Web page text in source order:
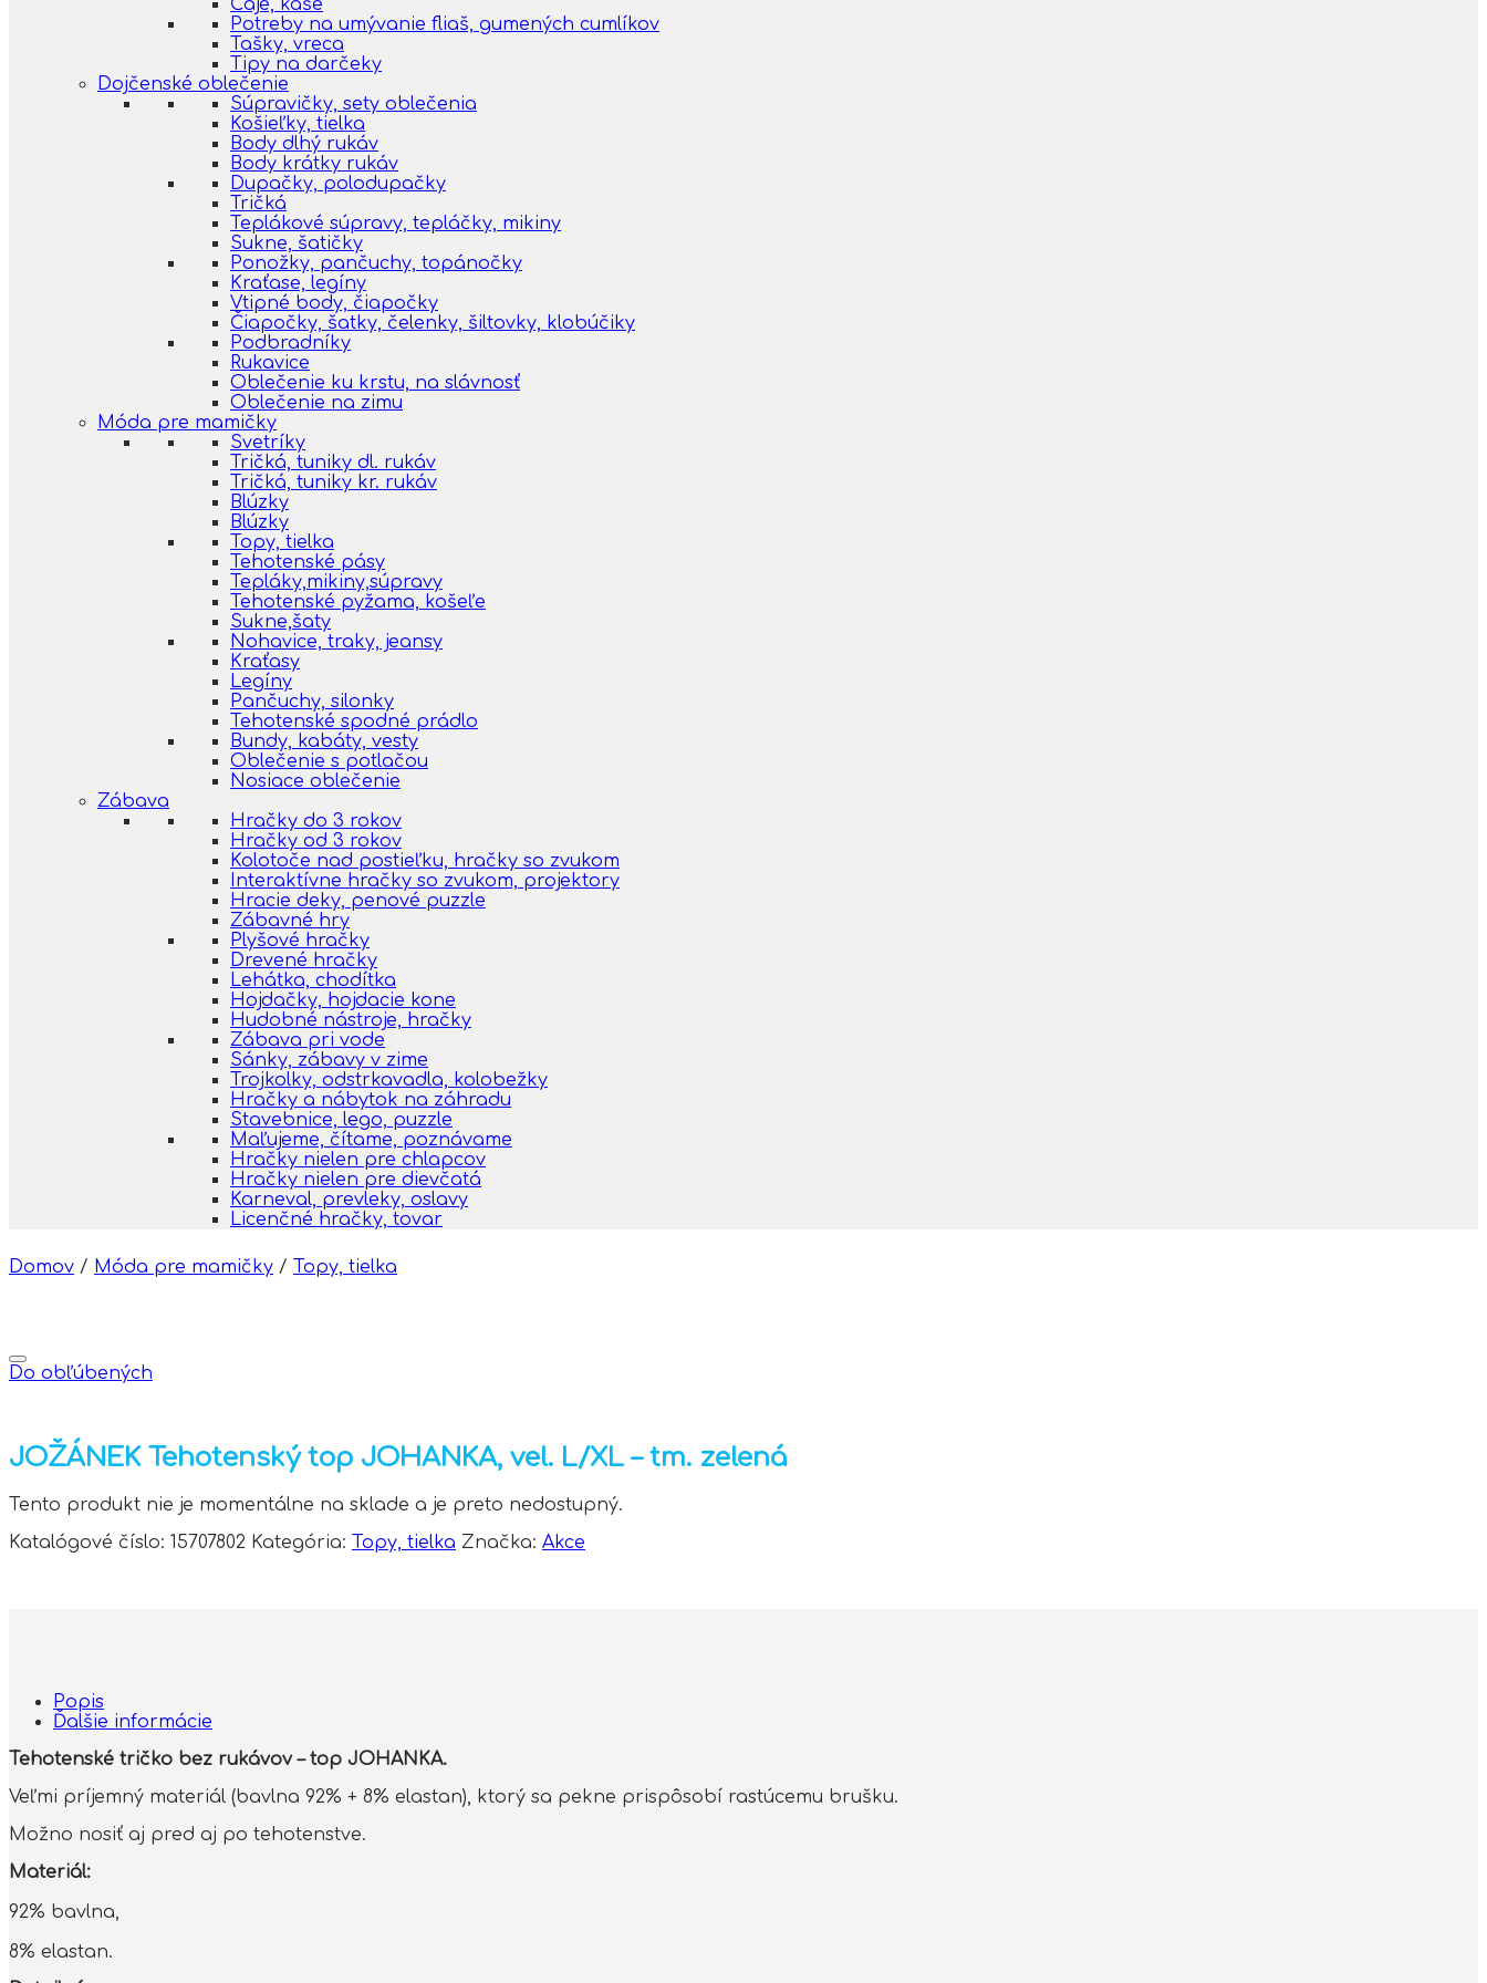
Čaje, kaše
Potreby na umývanie fliaš, gumených cumlíkov
Tašky, vreca
Tipy na darčeky
Dojčenské oblečenie
Súpravičky, sety oblečenia
Košieľky, tielka
Body dlhý rukáv
Body krátky rukáv
Dupačky, polodupačky
Tričká
Teplákové súpravy, tepláčky, mikiny
Sukne, šatičky
Ponožky, pančuchy, topánočky
Kraťase, legíny
Vtipné body, čiapočky
Čiapočky, šatky, čelenky, šiltovky, klobúčiky
Podbradníky
Rukavice
Oblečenie ku krstu, na slávnosť
Oblečenie na zimu
Móda pre mamičky
Svetríky
Tričká, tuniky dl. rukáv
Tričká, tuniky kr. rukáv
Blúzky
Blúzky
Topy, tielka
Tehotenské pásy
Tepláky,mikiny,súpravy
Tehotenské pyžama, košeľe
Sukne,šaty
Nohavice, traky, jeansy
Kraťasy
Legíny
Pančuchy, silonky
Tehotenské spodné prádlo
Bundy, kabáty, vesty
Oblečenie s potlačou
Nosiace oblečenie
Zábava
Hračky do 3 rokov
Hračky od 3 rokov
Kolotoče nad postieľku, hračky so zvukom
Interaktívne hračky so zvukom, projektory
Hracie deky, penové puzzle
Zábavné hry
Plyšové hračky
Drevené hračky
Lehátka, chodítka
Hojdačky, hojdacie kone
Hudobné nástroje, hračky
Zábava pri vode
Sánky, zábavy v zime
Trojkolky, odstrkavadla, kolobežky
Hračky a nábytok na záhradu
Stavebnice, lego, puzzle
Maľujeme, čítame, poznávame
Hračky nielen pre chlapcov
Hračky nielen pre dievčatá
Karneval, prevleky, oslavy
Licenčné hračky, tovar
Domov / Móda pre mamičky / Topy, tielka
Do obľúbených
JOŽÁNEK Tehotenský top JOHANKA, vel. L/XL – tm. zelená
Tento produkt nie je momentálne na sklade a je preto nedostupný.
Katalógové číslo: 15707802 Kategória: Topy, tielka Značka: Akce
Popis
Ďalšie informácie
Tehotenské tričko bez rukávov – top JOHANKA.
Veľmi príjemný materiál (bavlna 92% + 8% elastan), ktorý sa pekne prispôsobí rastúcemu brušku.
Možno nosiť aj pred aj po tehotenstve.
Materiál:
92% bavlna,
8% elastan.